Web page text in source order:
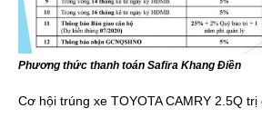
Phương thức thanh toán Safira Khang Điền
Cơ hội trúng xe TOYOTA CAMRY 2.5Q trị